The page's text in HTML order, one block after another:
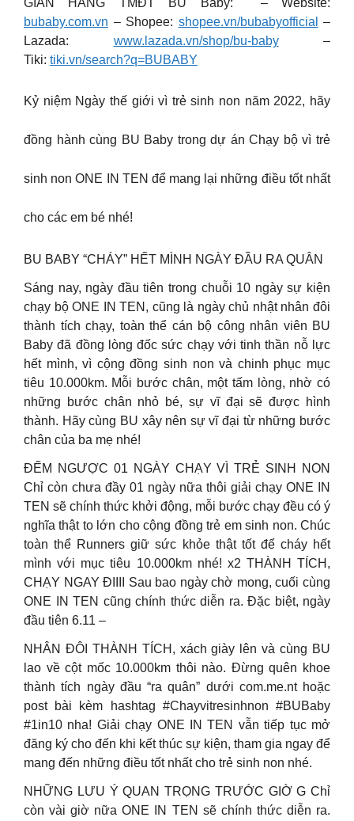
bubaby.com.vn – Shopee: shopee.vn/bubabyofficial
–
Lazada: www.lazada.vn/shop/bu-baby–
Tiki: tiki.vn/search?q=BUBABY
Kỷ niệm Ngày thế giới vì trẻ sinh non năm 2022, hãy
đồng hành cùng BU Baby trong dự án Chạy bộ vì trẻ
sinh non ONE IN TEN để mang lại những điều tốt nhất
cho các em bé nhé!
BU BABY “CHÁY” HẾT MÌNH NGÀY ĐẦU RA QUÂN
Sáng nay, ngày đầu tiên trong chuỗi 10 ngày sự kiện
chạy bộ ONE IN TEN, cũng là ngày chủ nhật nhân đôi
thành tích chạy, toàn thể cán bộ công nhân viên BU
Baby đã đồng lòng đốc sức chạy với tinh thần nỗ lực
hết mình, vì cộng đồng sinh non và chinh phục mục
tiêu 10.000km. Mỗi bước chân, một tấm lòng, nhờ có
những bước chân nhỏ bé, sự vĩ đại sẽ được hình
thành. Hãy cùng BU xây nên sự vĩ đại từ những bước
chân của ba mẹ nhé!
ĐẾM NGƯỢC 01 NGÀY CHẠY VÌ TRẺ SINH NON
Chỉ còn chưa đầy 01 ngày nữa thôi giải chạy ONE IN
TEN sẽ chính thức khởi động, mỗi bước chạy đều có ý
nghĩa thật to lớn cho cộng đồng trẻ em sinh non. Chúc
toàn thể Runners giữ sức khỏe thật tốt để cháy hết
mình với mục tiêu 10.000km nhé! x2 THÀNH TÍCH,
CHẠY NGAY ĐIIII Sau bao ngày chờ mong, cuối cùng
ONE IN TEN cũng chính thức diễn ra. Đặc biệt, ngày
đầu tiên 6.11 –
NHÂN ĐÔI THÀNH TÍCH, xách giày lên và cùng BU
lao về cột mốc 10.000km thôi nào. Đừng quên khoe
thành tích ngày đầu “ra quân” dưới com.me.nt hoặc
post bài kèm hashtag #Chayvitresinhnon #BUBaby
#1in10 nha! Giải chạy ONE IN TEN vẫn tiếp tục mở
đăng ký cho đến khi kết thúc sự kiện, tham gia ngay để
mang đến những điều tốt nhất cho trẻ sinh non nhé.
NHỮNG LƯU Ý QUAN TRỌNG TRƯỚC GIỜ G Chỉ
còn vài giờ nữa ONE IN TEN sẽ chính thức diễn ra.